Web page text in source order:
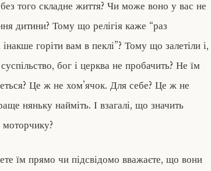
того складне життя? Чи може воно у вас не
дитини? Тому що релігія каже “раз
горіти вам в пеклі”? Тому що залетіли і,
бог і церква не пробачить? Не їм
Це ж не хом’ячок. Для себе? Це ж не
няньку найміть. І взагалі, що значить
їм прямо чи підсвідомо вважаєте, що вони